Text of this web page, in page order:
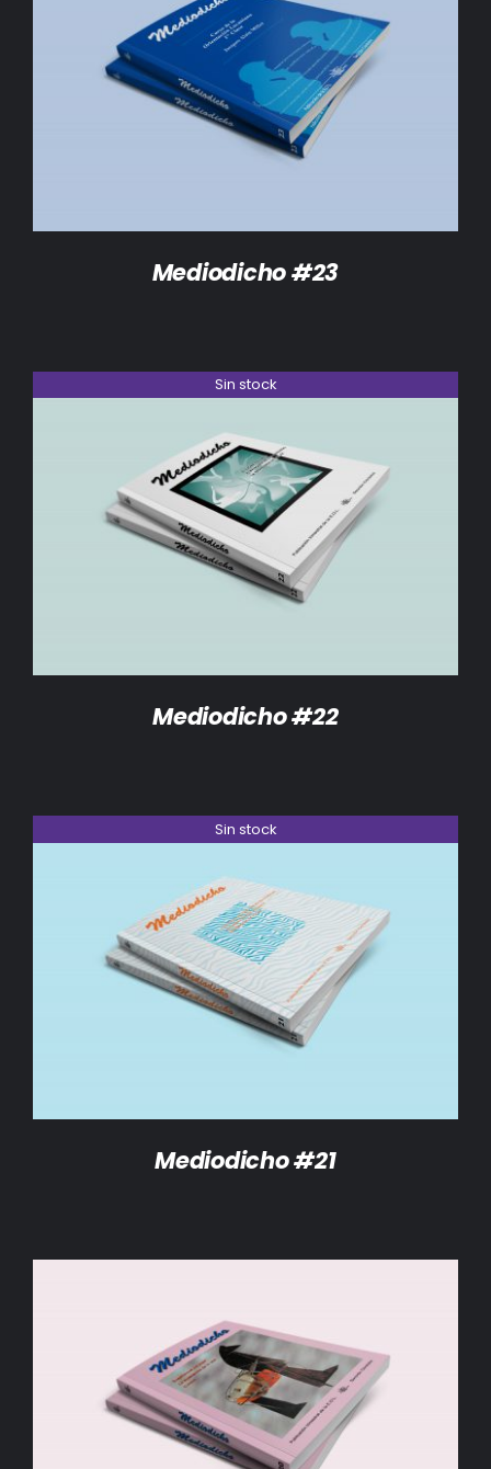
DETALLES
Mediodicho #23
Sin stock
DETALLES
Mediodicho #22
Sin stock
DETALLES
Mediodicho #21
AÑADIR AL CARRITO / DETALLES